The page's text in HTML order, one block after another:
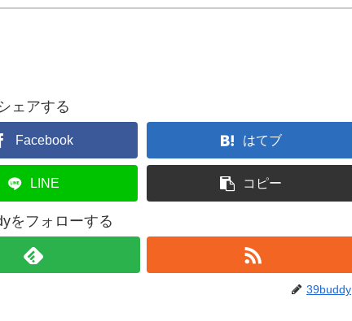
ェアする
Facebook はてブ
LINE コピー
をフォローする
39buddy